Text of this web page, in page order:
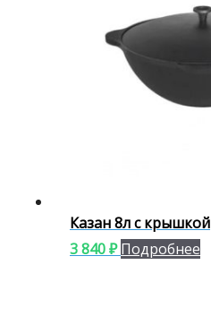
Казан 8л с крышкой
3 840₽ Подробнее